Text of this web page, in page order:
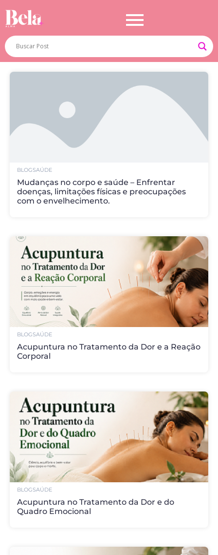
BLOGSAÚDE
Mudanças no corpo e saúde – Enfrentar
doenças, limitações físicas e preocupações
com o envelhecimento.
BLOGSAÚDE
Acupuntura no Tratamento da Dor e a Reação
Corporal
BLOGSAÚDE
Acupuntura no Tratamento da Dor e do
Quadro Emocional